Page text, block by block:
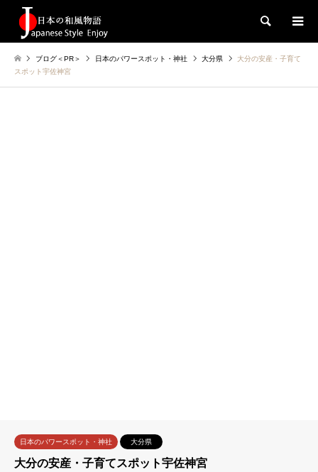
検索
ブログ＜PR＞ 日本のパワースポット・神社 大分県
大分の安産・子育て
スポット宇佐神宮
日本のパワースポット・神社 大分県
大分の安産・子育てスポット宇佐神宮